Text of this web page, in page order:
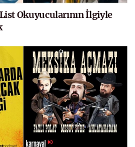
Okuyucularının İlgiyle